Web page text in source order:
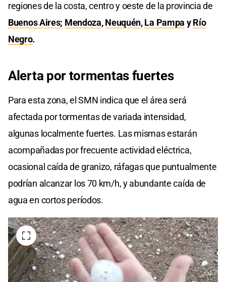
regiones de la costa, centro y oeste de la provincia de
Buenos Aires; Mendoza,Neuquén,La Pampa yRío
Negro.
Alerta por tormentas fuertes
Para esta zona, el SMN indica que el área será
afectada por tormentas de variada intensidad,
algunas localmente fuertes. Las mismas estarán
acompañadas por frecuente actividad eléctrica,
ocasional caída de granizo, ráfagas que puntualmente
podrían alcanzar los 70 km/h, y abundante caída de
agua en cortos períodos.